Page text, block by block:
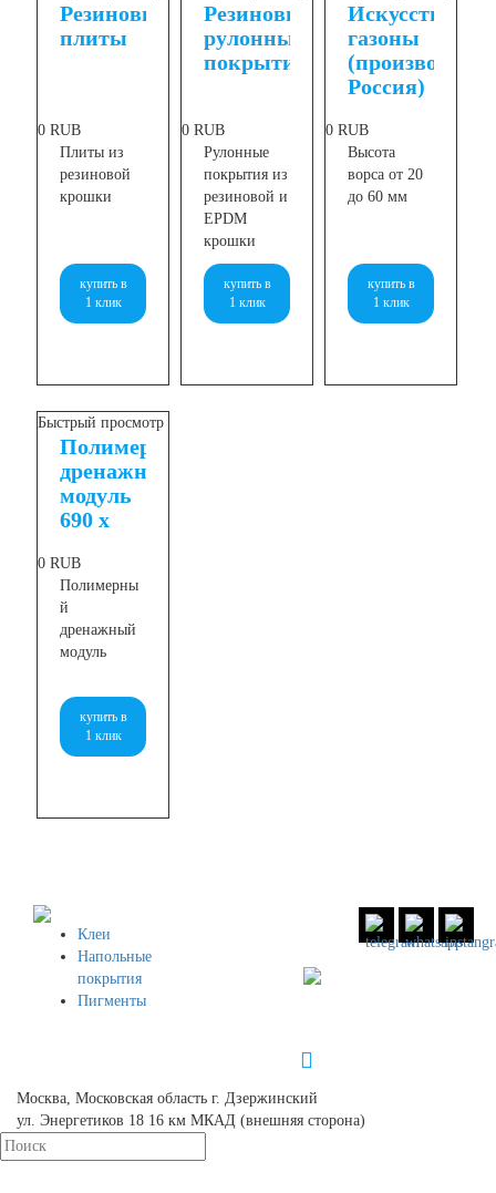
Резиновые
плиты
0 RUB
Плиты из
резиновой
крошки
купить в
1 клик
Резиновые
рулонные
покрытия
0 RUB
Рулонные
покрытия из
резиновой и
EPDM
крошки
купить в
1 клик
газоны
(производство
Россия)
0 RUB
Высота
ворса от 20
до 60 мм
купить в
1 клик
Быстрый просмотр
Полимерный
дренажный
модуль
690 х
0 RUB
Полимерны
й
дренажный
модуль
купить в
1 клик
Клеи
Напольные
покрытия
Пигменты
Москва, Московская область г. Дзержинский
ул. Энергетиков 18 16 км МКАД (внешняя сторона)